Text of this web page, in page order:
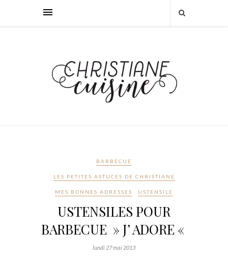
BARBECUE
LES PETITES ASTUCES DE CHRISTIANE
MES BONNES ADRESSES USTENSILE
USTENSILES POUR
BARBECUE » J’ ADORE «
lundi 27 mai 2013